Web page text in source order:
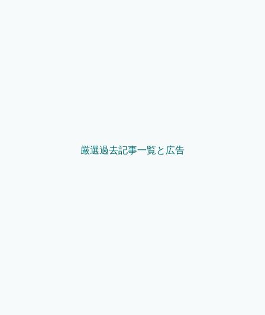
厳選過去記事一覧と広告